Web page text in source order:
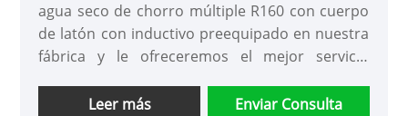
agua seco de chorro múltiple R160 con cuerpo
de latón con inductivo preequipado en nuestra
fábrica y le ofreceremos el mejor servicio
Leer más
Enviar Consulta